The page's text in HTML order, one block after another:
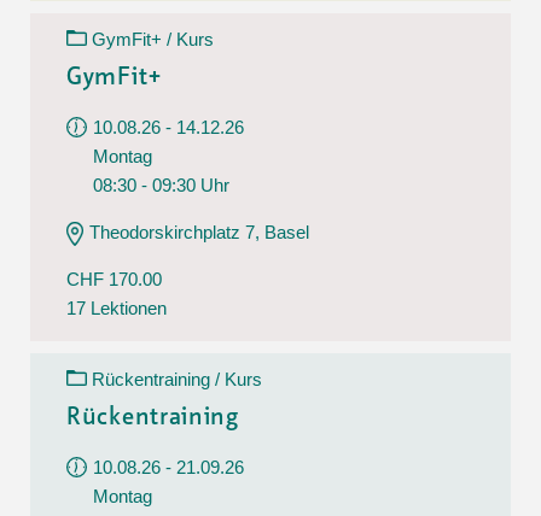
GymFit+ / Kurs
GymFit+
10.08.26 - 14.12.26
Montag
08:30 - 09:30 Uhr
Theodorskirchplatz 7, Basel
CHF 170.00
17 Lektionen
Rückentraining / Kurs
Rückentraining
10.08.26 - 21.09.26
Montag